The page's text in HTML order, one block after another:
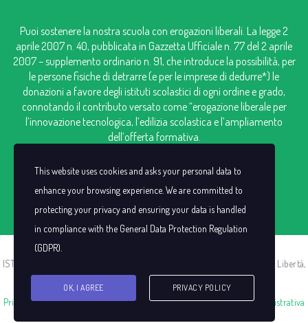
Puoi sostenere la nostra scuola con erogazioni liberali. La legge 2
aprile 2007 n. 40, pubblicata in Gazzetta Ufficiale n. 77 del 2 aprile
2007 – supplemento ordinario n. 91, che introduce la possibilità, per
le persone fisiche di detrarre (e per le imprese di dedurre*) le
donazioni a favore degli istituti scolastici di ogni ordine e grado,
connotando il contributo versato come “erogazione liberale per
l’innovazione tecnologica, l’edilizia scolastica e l’ampliamento
dell’offerta formativa.
ISTITUTO SAN CASSIANO |C.F. 00383440021 | P.I. IT00383440021 | Via Libertà,
13 -13856 Vigliano Biellese (BI)
Privacy Policy|Cookie Policy|Decreto Sviluppo|Trasparenza Amministrativa
This website uses cookies and asks your personal data to
enhance your browsing experience. We are committed to
protecting your privacy and ensuring your data is handled
in compliance with the General Data Protection Regulation
(GDPR)
OK, I AGREE PRIVACY POLICY